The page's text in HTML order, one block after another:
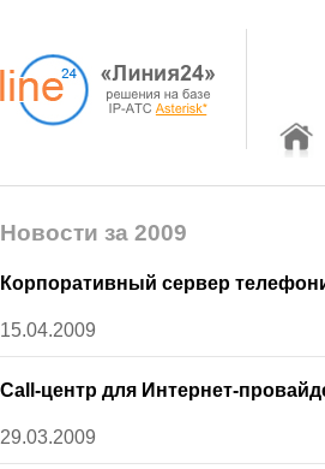
Новости за 2009
Корпоративный сервер
15.04.2009
Call-центр для Интернет-
29.03.2009